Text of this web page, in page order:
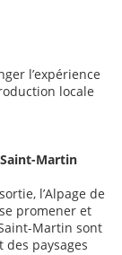
l’expérience
locale
Martin
l’Alpage de
promener et
Martin sont
paysages